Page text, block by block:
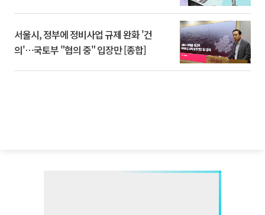
서울시, 정부에 정비사업 규제 완화 '건
의'⋯국토부 "협의 중" 입장만 [종합]